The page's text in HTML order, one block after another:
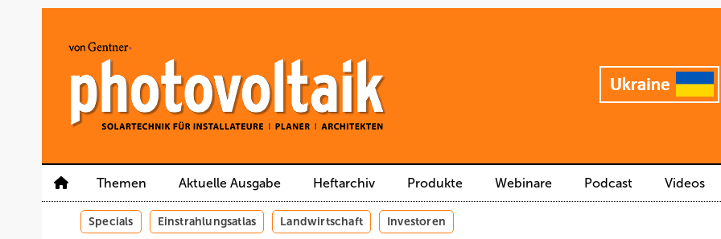
Themen Aktuelle Ausgabe Heftarchiv Produkte Webinare Podcast Videos
Specials Einstrahlungsatlas Landwirtschaft Investoren